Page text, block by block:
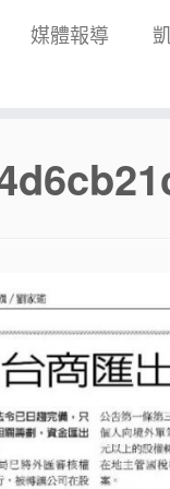
媒體報導